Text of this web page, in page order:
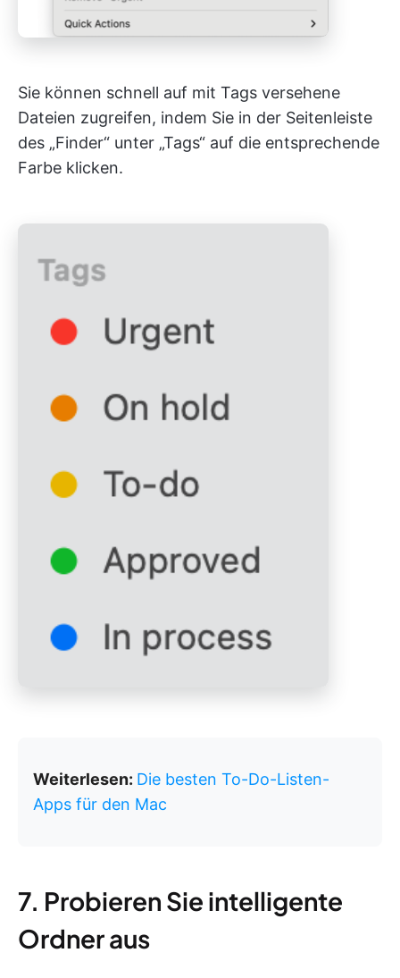
Sie können schnell auf mit Tags versehene
Dateien zugreifen, indem Sie in der Seitenleiste
des „Finder“ unter „Tags“ auf die entsprechende
Farbe klicken.
Weiterlesen: Die besten To-Do-Listen-
Apps für den Mac
7. Probieren Sie intelligente
Ordner aus